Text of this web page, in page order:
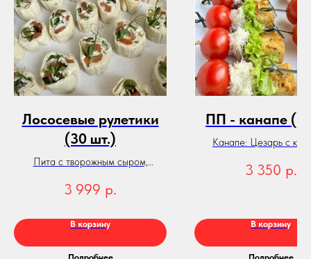
Лососевые рулетики
(30 шт.)
Пита с творожным сыром,
микрозелень.
3 999 р.
В корзину
ПП - канапе
Канапе: Цезарь с
3 350 р.
В корзину